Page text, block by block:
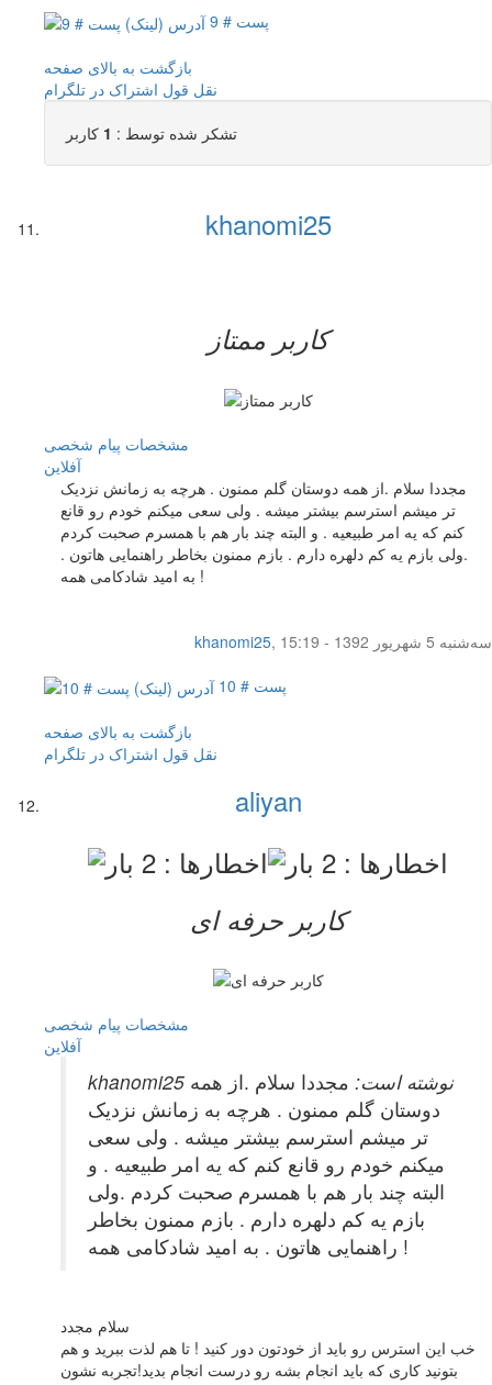
پست # 9
بازگشت به بالای صفحه
نقل قول اشتراک در تلگرام
تشکر شده توسط : 1 کاربر
khanomi25
کاربر ممتاز
مشخصات پیام شخصی
آفلاين
مجددا سلام .از همه دوستان گلم ممنون . هرچه به زمانش نزدیک
تر میشم استرسم بیشتر میشه . ولی سعی میکنم خودم رو قانع
کنم که یه امر طبیعیه . و البته چند بار هم با همسرم صحبت کردم
.ولی بازم یه کم دلهره دارم . بازم ممنون بخاطر راهنمایی هاتون .
به امید شادکامی همه !
khanomi25,
سه‌شنبه 5 شهریور 1392 - 15:19
پست # 10
بازگشت به بالای صفحه
نقل قول اشتراک در تلگرام
aliyan
کاربر حرفه ای
مشخصات پیام شخصی
آفلاين
khanomi25 نوشته است: مجددا سلام .از همه
دوستان گلم ممنون . هرچه به زمانش نزدیک
تر میشم استرسم بیشتر میشه . ولی سعی
میکنم خودم رو قانع کنم که یه امر طبیعیه . و
البته چند بار هم با همسرم صحبت کردم .ولی
بازم یه کم دلهره دارم . بازم ممنون بخاطر
راهنمایی هاتون . به امید شادکامی همه !
سلام مجدد
خب این استرس رو باید از خودتون دور کنید ! تا هم لذت ببرید و هم
بتونید کاری که باید انجام بشه رو درست انجام بدید!تجربه نشون